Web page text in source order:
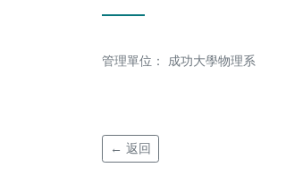
管理單位： 成功大學物理系
← 返回